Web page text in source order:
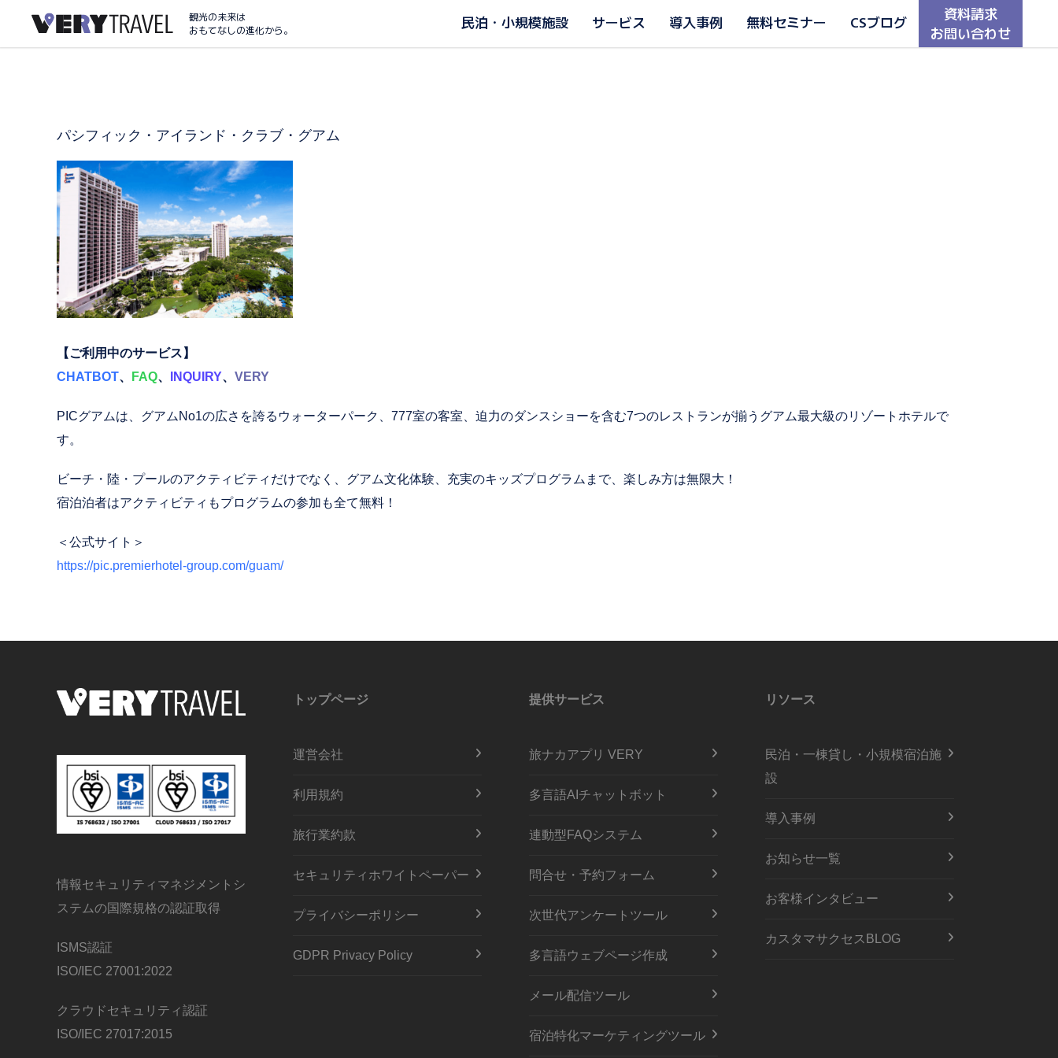
観光の未来は
おもてなしの進化から。
民泊・小規模施設 サービス 導入事例 無料セミナー CSブログ
資料請求
お問い合わせ
パシフィック・アイランド・クラブ・グアム
【ご利用中のサービス】
CHATBOT、 FAQ、 INQUIRY、 VERY
PICグアムは、グアムNo1の広さを誇るウォーターパーク、777室の客室、迫力のダンスショーを含む7つのレストランが揃うグアム最大級のリゾートホテルで
す。
ビーチ・陸・プールのアクティビティだけでなく、グアム文化体験、充実のキッズプログラムまで、楽しみ方は無限大！
宿泊泊者はアクティビティもプログラムの参加も全て無料！
＜公式サイト＞
https://pic.premierhotel-group.com/guam/
情報セキュリティマネジメントシ
ステムの国際規格の認証取得
ISMS認証
ISO/IEC 27001:2022
クラウドセキュリティ認証
ISO/IEC 27017:2015
トップページ
運営会社
利用規約
旅行業約款
セキュリティホワイトペーパー
プライバシーポリシー
GDPR Privacy Policy
提供サービス
旅ナカアプリ VERY
多言語AIチャットボット
連動型FAQシステム
問合せ・予約フォーム
次世代アンケートツール
多言語ウェブページ作成
メール配信ツール
宿泊特化マーケティングツール
リソース
民泊・一棟貸し・小規模宿泊施
設
導入事例
お知らせ一覧
お客様インタビュー
カスタマサクセスBLOG